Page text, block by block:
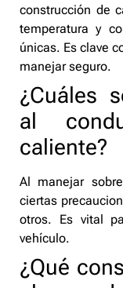
construcción de
temperatura y
únicas. Es clave
manejar seguro.
¿Cuáles
al
caliente?
Al manejar
ciertas
otros. Es vital
vehículo.
¿Qué